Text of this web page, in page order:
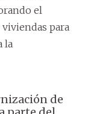
el
para
la
de